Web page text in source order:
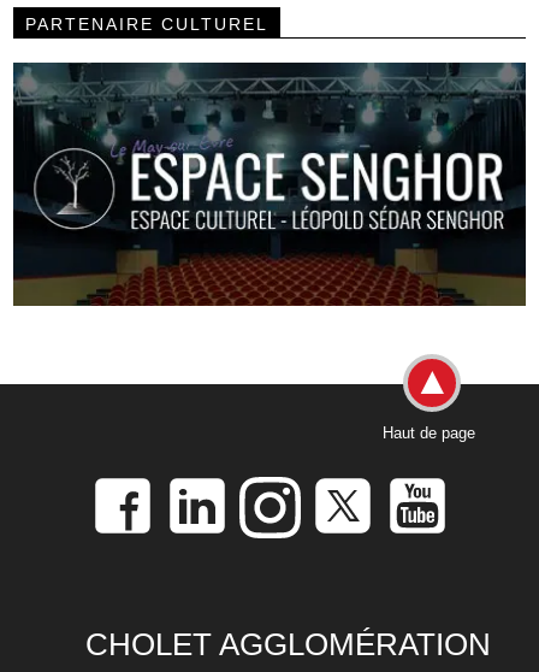
PARTENAIRE CULTUREL
Haut de page
CHOLET AGGLOMÉRATION